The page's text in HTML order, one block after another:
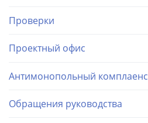
Проверки
Проектный офис
Антимонопольный комплаенс
Обращения руководства